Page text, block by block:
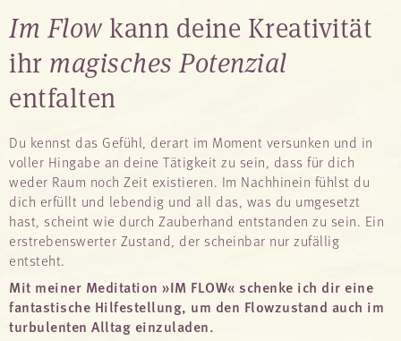
Im Flow kann deine Kreativität
ihr magisches Potenzial
entfalten
Du kennst das Gefühl, derart im Moment versunken und in
voller Hingabe an deine Tätigkeit zu sein, dass für dich
weder Raum noch Zeit existieren. Im Nachhinein fühlst du
dich erfüllt und lebendig und all das, was du umgesetzt
hast, scheint wie durch Zauberhand entstanden zu sein. Ein
erstrebenswerter Zustand, der scheinbar nur zufällig
entsteht.
Mit meiner Meditation »IM FLOW« schenke ich dir eine
fantastische Hilfestellung, um den Flowzustand auch im
turbulenten Alltag einzuladen.